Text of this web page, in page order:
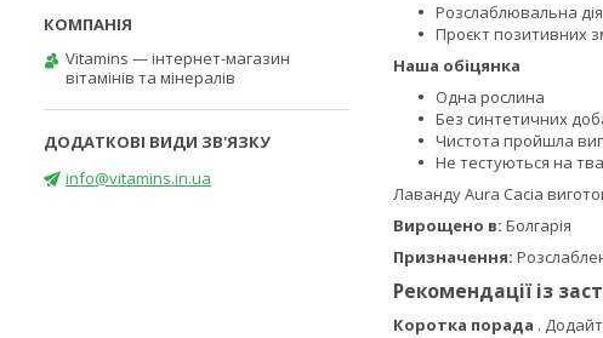
Розслаблювальна дія
Проєкт позитивних
Наша обіцянка
Одна рослина
Без синтетичних
Чистота пройшла
Не тестуються на
Лаванду Aura Cacia
Вирощено в: Болгарія
Призначення:
Рекомендації із
Коротка порада .
Vitamins — інтернет-магазин
вітамінів та мінералів
info@vitamins.in.ua